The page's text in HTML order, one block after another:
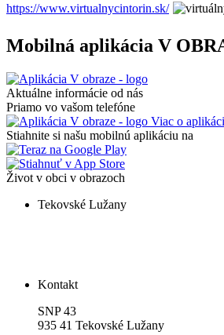
https://www.virtualnycintorin.sk/
Mobilná aplikácia V
Aktuálne informácie od nás
Priamo vo vašom telefóne
Viac o
Stiahnite si našu mobilnú aplikáciu na
Život v obci v obrazoch
Tekovské Lužany
Kontakt
SNP 43
935 41 Tekovské Lužany